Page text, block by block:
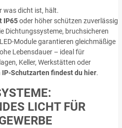
was dicht ist, hält.
IP65oder höher schützen zuverlässig
Dichtungssysteme, bruchsicheren
Module garantieren gleichmäßige
Lebensdauer – ideal für
Keller, Werkstätten oder
IP-Schutzarten findest du hier.
LICHT FÜR